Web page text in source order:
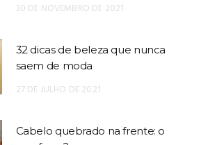
30 DE NOVEMBRO DE 2021
32 dicas de beleza que nunca
saem de moda
27 DE JULHO DE 2021
Cabelo quebrado na frente: o